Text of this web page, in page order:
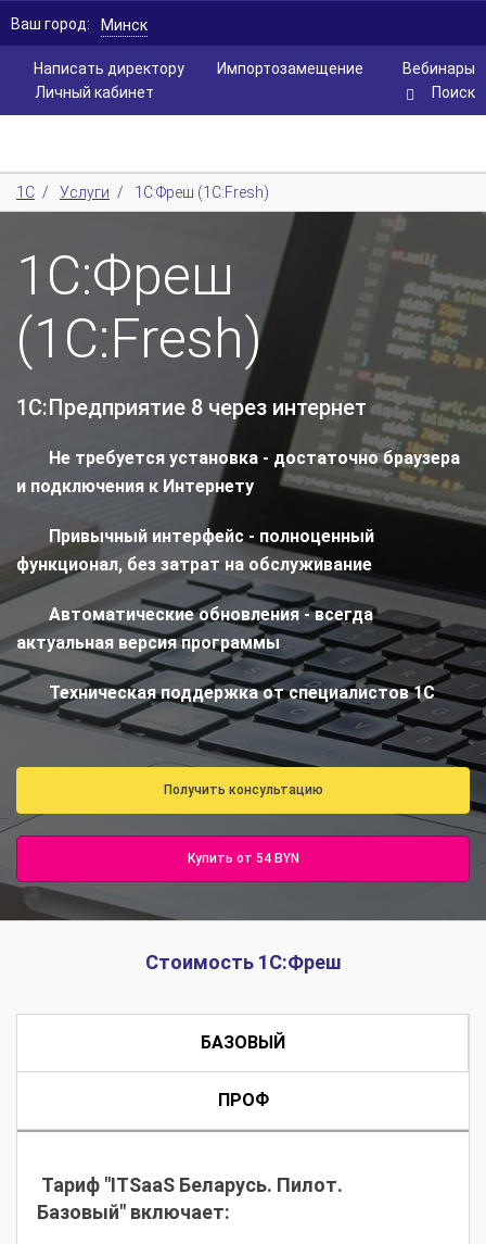
Написать директору Вебинары
Импортозамещение
Личный кабинет
Ваш город: Минск
Поиск
1С / Услуги / 1С:Фреш (1C:Fresh)
1С:Фреш
(1C:Fresh)
1С:Предприятие 8 через интернет
Не требуется установка - достаточно браузера
и подключения к Интернету
Привычный интерфейс - полноценный
функционал, без затрат на обслуживание
Автоматические обновления - всегда
актуальная версия программы
Техническая поддержка от специалистов 1С
Получить консультацию
Купить от 54 BYN
Стоимость 1С:Фреш
БАЗОВЫЙ
ПРОФ
Тариф "ITSaaS Беларусь. Пилот.
Базовый" включает: